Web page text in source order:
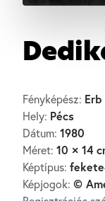
Fényképész:
Hely: Pécs
Dátum: 1980
Méret: 10 × 14
Képtípus:
Képjogok: ©